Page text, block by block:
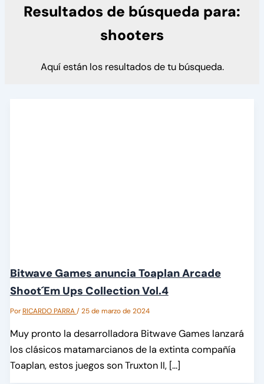
Resultados de búsqueda para:
shooters
Aquí están los resultados de tu búsqueda.
Bitwave Games anuncia Toaplan Arcade
Shoot´Em Ups Collection Vol.4
PorRICARDO PARRA/25 de marzo de 2024
Muy pronto la desarrolladora Bitwave Games lanzará
los clásicos matamarcianos de la extinta compañía
Toaplan, estos juegos son Truxton II, […]